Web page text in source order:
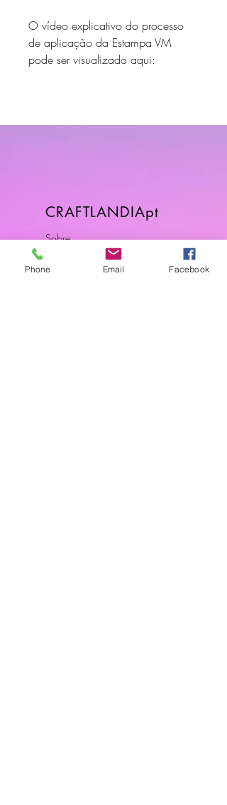
O vídeo explicativo do processo
de aplicação da Estampa VM
pode ser visualizado aqui:
CRAFTLANDIApt
Sobre
Envios & Devoluções
Phone Email Facebook